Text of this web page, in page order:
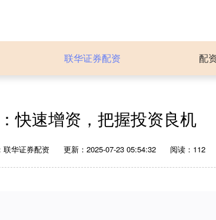
联华证券配资 配
快速增资，把握投资良机
联华证券配资 更新：2025-07-23 05:54:32 阅读：112